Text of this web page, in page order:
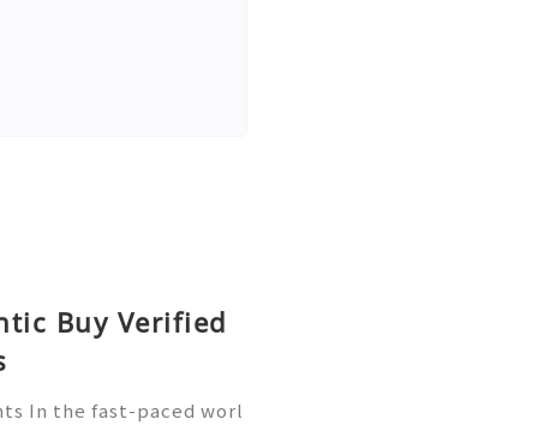
Buy Verified
In the fast-paced worl